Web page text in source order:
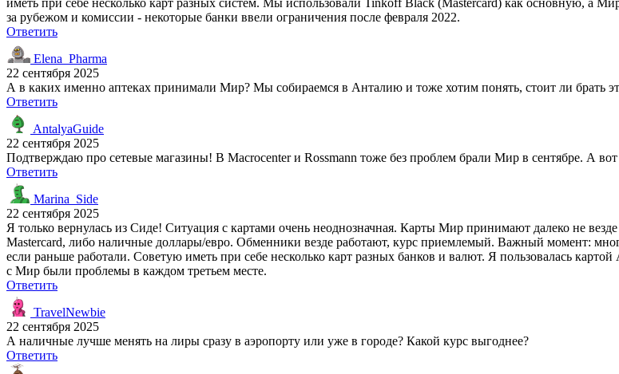
за рубежом и комиссии - некоторые банки ввели ограничения после февраля 2022.
Ответить
Elena_Pharma
22 сентября 2025
А в каких именно аптеках принимали Мир? Мы собираемся в Анталию и тоже хотим понять, стоит ли брать
Ответить
AntalyaGuide
22 сентября 2025
Подтверждаю про сетевые магазины! В Macrocenter и Rossmann тоже без проблем брали Мир в сентябре. А вот
Ответить
Marina_Side
22 сентября 2025
Я только вернулась из Сиде! Ситуация с картами очень неоднозначная. Карты Мир принимают далеко не
Mastercard, либо наличные доллары/евро. Обменники везде работают, курс приемлемый. Важный момент:
если раньше работали. Советую иметь при себе несколько карт разных банков и валют. Я пользовалась
с Мир были проблемы в каждом третьем месте.
Ответить
TravelNewbie
22 сентября 2025
А наличные лучше менять на лиры сразу в аэропорту или уже в городе? Какой курс выгоднее?
Ответить